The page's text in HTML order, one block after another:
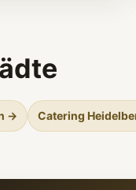
→ Catering